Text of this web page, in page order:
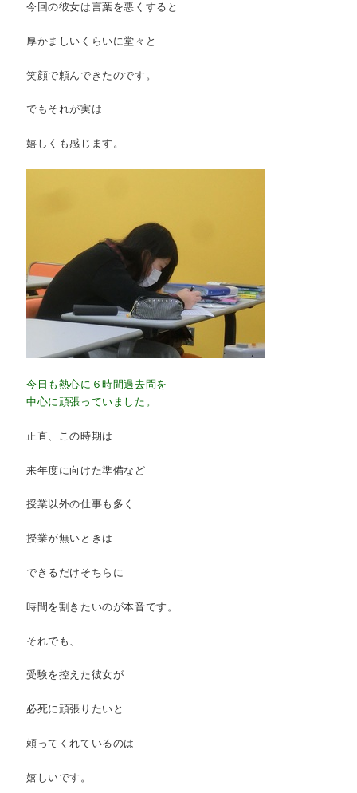
今回の彼女は言葉を悪くすると
厚かましいくらいに堂々と
笑顔で頼んできたのです。
でもそれが実は
嬉しくも感じます。
今日も熱心に６時間過去問を
中心に頑張っていました。
正直、この時期は
来年度に向けた準備など
授業以外の仕事も多く
授業が無いときは
できるだけそちらに
時間を割きたいのが本音です。
それでも、
受験を控えた彼女が
必死に頑張りたいと
頼ってくれているのは
嬉しいです。